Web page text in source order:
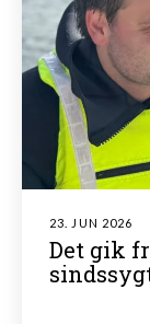
23. JUN 2026
Det gik